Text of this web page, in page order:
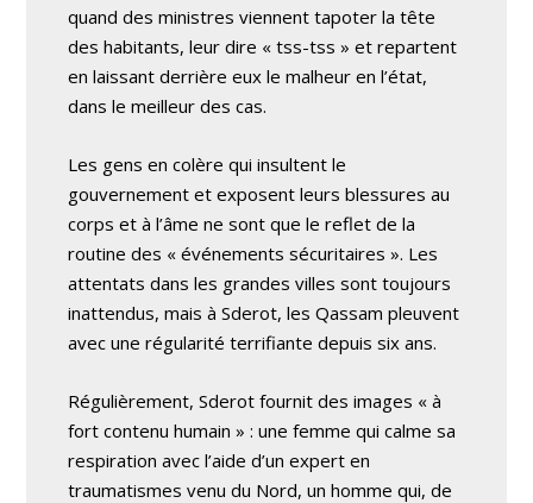
quand des ministres viennent tapoter la tête
des habitants, leur dire « tss-tss » et repartent
en laissant derrière eux le malheur en l’état,
dans le meilleur des cas.
Les gens en colère qui insultent le
gouvernement et exposent leurs blessures au
corps et à l’âme ne sont que le reflet de la
routine des « événements sécuritaires ». Les
attentats dans les grandes villes sont toujours
inattendus, mais à Sderot, les Qassam pleuvent
avec une régularité terrifiante depuis six ans.
Régulièrement, Sderot fournit des images « à
fort contenu humain » : une femme qui calme sa
respiration avec l’aide d’un expert en
traumatismes venu du Nord, un homme qui, de